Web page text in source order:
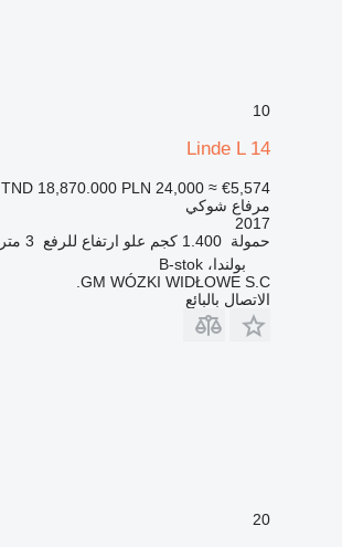
10
Linde L 14
TND 18,870.000 PLN 24,000 ≈ €5,574
مرفاع شوكي
2017
حمولة 1.400 كجم علو ارتفاع للرفع 3 متر
بولندا، B-stok
GM WÓZKI WIDŁOWE S.C.
الاتصال بالبائع
20